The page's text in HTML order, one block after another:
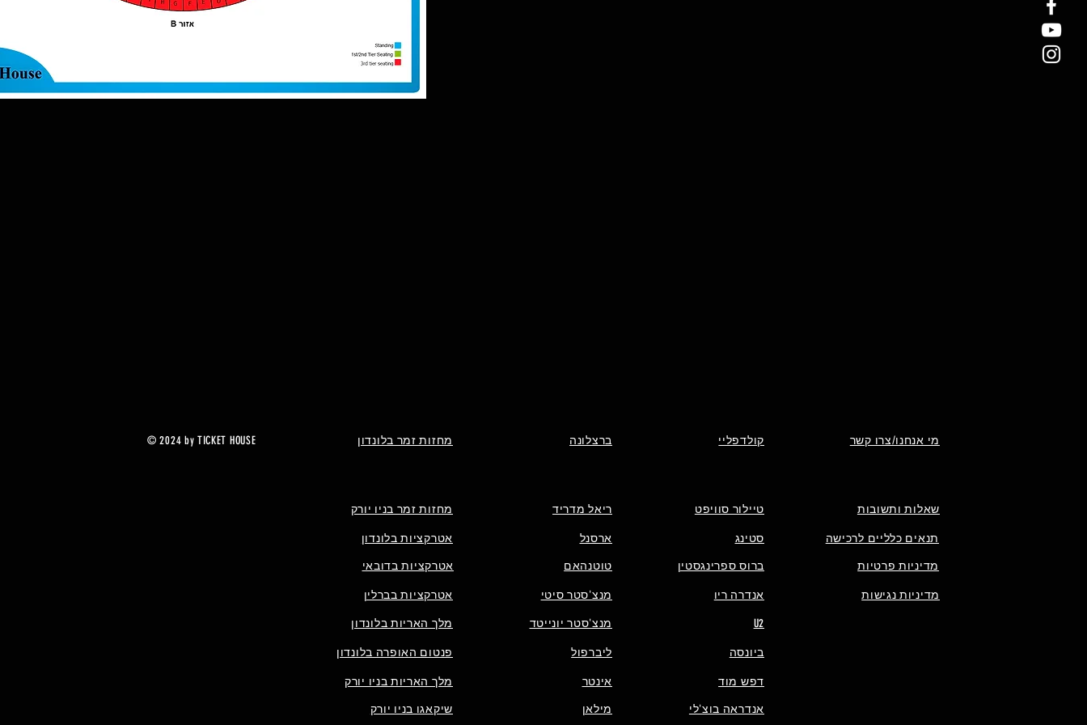
© 2024 by TICKET HOUSE מחזות זמר בלונדון ברצלונה קולדפליי מי אנחנו/צרו קשר
מחזות זמר בניו יורק
אטרקציות בלונדון
אטרקציות בדובאי
אטרקציות בברלין
מלך האריות בלונדון
פנטום האופרה בלונדון
מלך האריות בניו יורק
שיקאגו בניו יורק
ריאל מדריד
ארסנל
טוטנהאם
מנצ'סטר סיטי
מנצ'סטר יונייטד
ליברפול
אינטר
מילאן
טיילור סוויפט
סטינג
ברוס ספרינגסטין
אנדרה ריו
שאלות ותשובות
תנאים כלליים לרכישה
מדיניות פרטיות
מדיניות נגישות
U2
ביונסה
דפש מוד
אנדראה בוצ'לי